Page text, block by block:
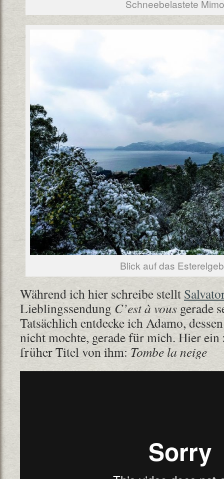
Schneebelastete
Blick auf das
Während ich hier schreibe stellt
Lieblingssendung C’est à vous gerade
Tatsächlich entdecke ich Adamo,
nicht mochte, gerade für mich. Hier ein
früher Titel von ihm: Tombe la neige